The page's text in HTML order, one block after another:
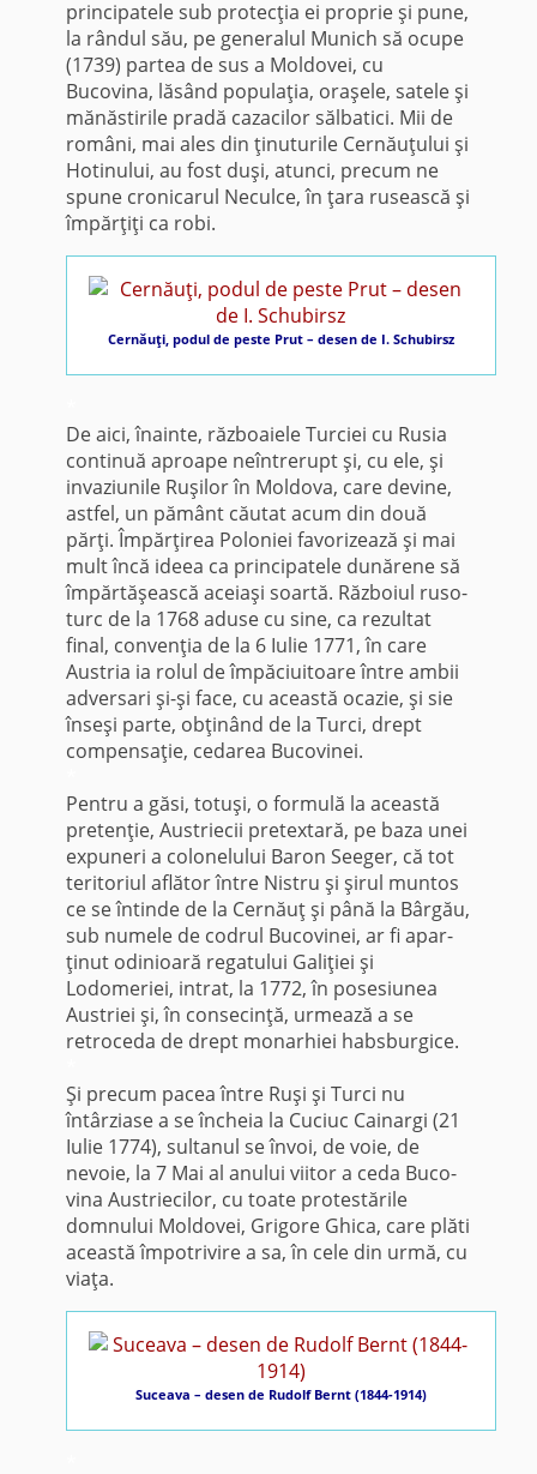
principatele sub protecţia ei proprie şi pune,
la rândul său, pe generalul Munich să ocupe
(1739) partea de sus a Mol­dovei, cu
Bucovina, lăsând po­pulaţia, oraşele, satele şi
mănăstirile pradă cazacilor sălbatici. Mii de
români, mai ales din ţinuturile Cernăuţului şi
Hotinului, au fost duşi, atunci, pre­cum ne
spune cronicarul Neculce, în ţara rusească şi
împărţiţi ca robi.
Cernăuţi, podul de peste Prut – desen de I. Schubirsz
De aici, înainte, războaiele Turciei cu Rusia
continuă aproape neîntrerupt şi, cu ele, şi
invaziunile Ruşilor în Mol­dova, care devine,
astfel, un pământ căutat acum din două
părţi. Împărţirea Poloniei favo­rizează şi mai
mult încă ideea ca principatele dunărene să
împărtăşească aceiaşi soartă. Războiul ruso-
turc de la 1768 aduse cu sine, ca rezultat
final, convenţia de la 6 Iulie 1771, în care
Austria ia rolul de împăciuitoare între ambii
ad­versari şi-şi face, cu această oca­zie, şi sie
înseşi parte, obţinând de la Turci, drept
compensaţie, cedarea Bucovinei.
Pentru a găsi, totuşi, o formulă la această
pretenţie, Austriecii pretex­tară, pe baza unei
expuneri a colonelului Baron Seeger, că tot
teritoriul aflător între Nistru şi şirul muntos
ce se întinde de la Cernăuţ şi până la Bârgău,
sub numele de codrul Bucovinei, ar fi apar­
ţinut odinioară regatului Galiţiei şi
Lodomeriei, intrat, la 1772, în posesiunea
Austriei şi, în consecinţă, urmează a se
retroceda de drept monarhiei habsburgice.
Şi precum pacea între Ruşi şi Turci nu
întârziase a se încheia la Cuciuc Cainargi (21
Iulie 1774), sultanul se învoi, de voie, de
nevoie, la 7 Mai al anului viitor a ceda Buco­
vina Austriecilor, cu toate pro­testările
domnului Moldovei, Grigore Ghica, care plăti
această împotrivire a sa, în cele din urmă, cu
viaţa.
Suceava – desen de Rudolf Bernt (1844-1914)